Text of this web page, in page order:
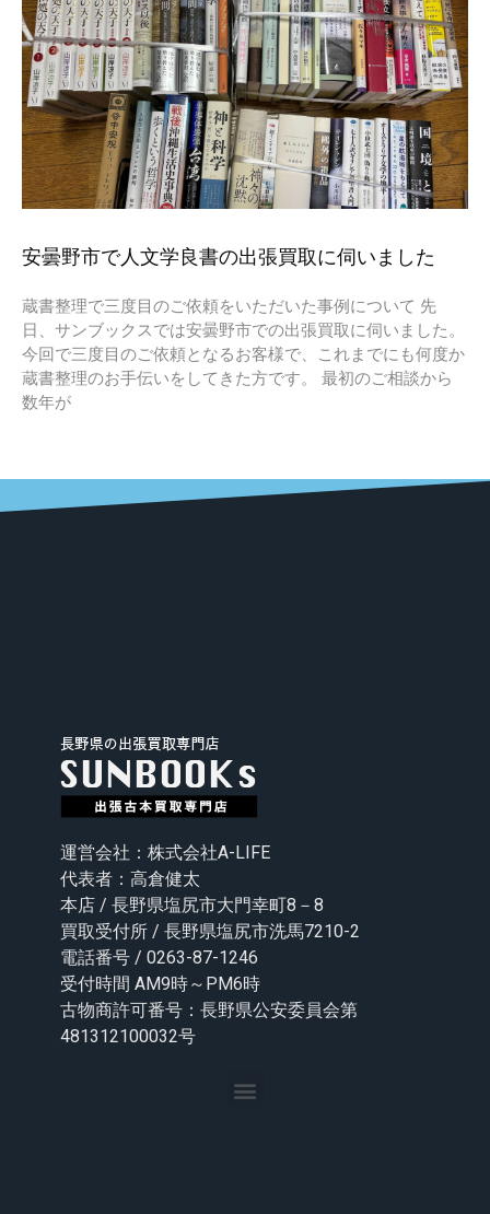
安曇野市で人文学良書の出張買取に伺いました
蔵書整理で三度目のご依頼をいただいた事例について 先
日、サンブックスでは安曇野市での出張買取に伺いました。
今回で三度目のご依頼となるお客様で、これまでにも何度か
蔵書整理のお手伝いをしてきた方です。 最初のご相談から
数年が
運営会社：株式会社A-LIFE
代表者：高倉健太
本店 / 長野県塩尻市大門幸町8－8
買取受付所 / 長野県塩尻市洗馬7210-2
電話番号 / 0263-87-1246
受付時間 AM9時～PM6時
古物商許可番号：長野県公安委員会第
481312100032号